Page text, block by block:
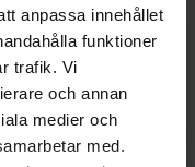
anpassa innehållet
funktioner
trafik. Vi
och annan
medier och
med.